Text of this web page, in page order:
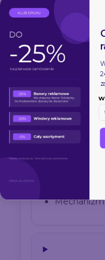
Zestaw ZILE
Kod:
Wymiary:
Kolor:
Materiał:
Elementy